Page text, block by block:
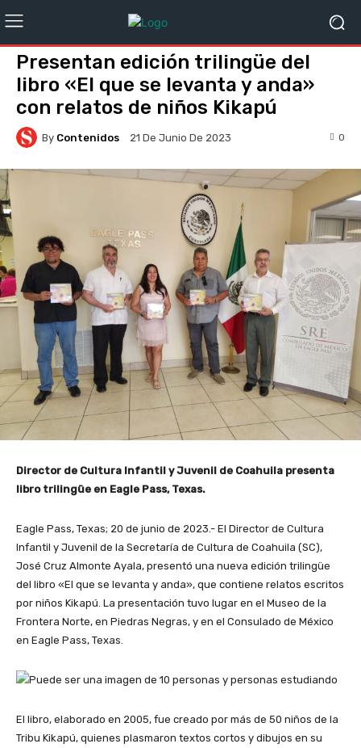
Presentan edición trilingüe del
libro «El que se levanta y anda»
con relatos de niños Kikapú
By Contenidos 21 De Junio De 2023 0
Director de Cultura Infantil y Juvenil de Coahuila presenta
libro trilingüe en Eagle Pass, Texas.
Eagle Pass, Texas; 20 de junio de 2023.- El Director de Cultura
Infantil y Juvenil de la Secretaría de Cultura de Coahuila (SC),
José Cruz Almonte Ayala, presentó una nueva edición trilingüe
del libro «El que se levanta y anda», que contiene relatos escritos
por niños Kikapú. La presentación tuvo lugar en el Museo de la
Frontera Norte, en Piedras Negras, y en el Consulado de México
en Eagle Pass, Texas.
El libro, elaborado en 2005, fue creado por más de 50 niños de la
Tribu Kikapú, quienes plasmaron textos cortos y dibujos en su